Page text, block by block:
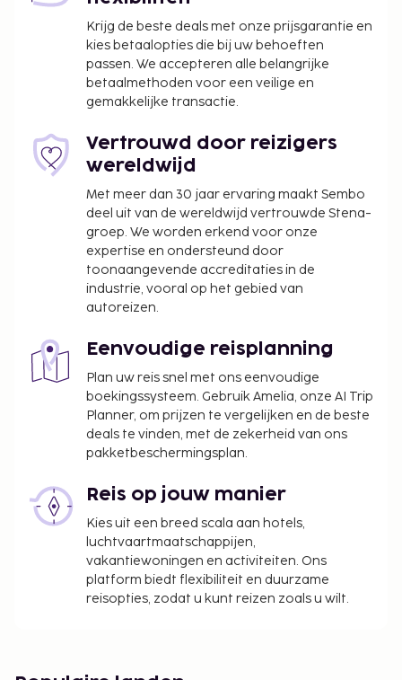
Deze belasting is niet van toepassing op
kinderen die jonger zijn dan 12 jaar.
We hebben alle kosten vermeld die de
accommodatie aan ons heeft doorgegeven.
het inchecken aanwezig te zijn en hun door de
overheid verstrekte identiteitsbewijs met foto
Wegens de nationale wetgeving mogen
contante betalingen bij deze accommodatie
het bedrag van EUR 5000 niet overschrijden.
Neem voor meer informatie contact op met de
accommodatie via de gegevens in de
boekingsbevestiging.
is bij het huurtarief van deze accommodatie
inbegrepen.
Krijg de beste deals met onze prijsgarantie en
kies betaalopties die bij uw behoeften
passen. We accepteren alle belangrijke
betaalmethoden voor een veilige en
gemakkelijke transactie.
Vertrouwd door reizigers
wereldwijd
Met meer dan 30 jaar ervaring maakt Sembo
deel uit van de wereldwijd vertrouwde Stena-
groep. We worden erkend voor onze
expertise en ondersteund door
toonaangevende accreditaties in de
industrie, vooral op het gebied van
autoreizen.
Eenvoudige reisplanning
Plan uw reis snel met ons eenvoudige
boekingssysteem. Gebruik Amelia, onze AI Trip
Planner, om prijzen te vergelijken en de beste
deals te vinden, met de zekerheid van ons
pakketbeschermingsplan.
Reis op jouw manier
Kies uit een breed scala aan hotels,
luchtvaartmaatschappijen,
vakantiewoningen en activiteiten. Ons
platform biedt flexibiliteit en duurzame
reisopties, zodat u kunt reizen zoals u wilt.